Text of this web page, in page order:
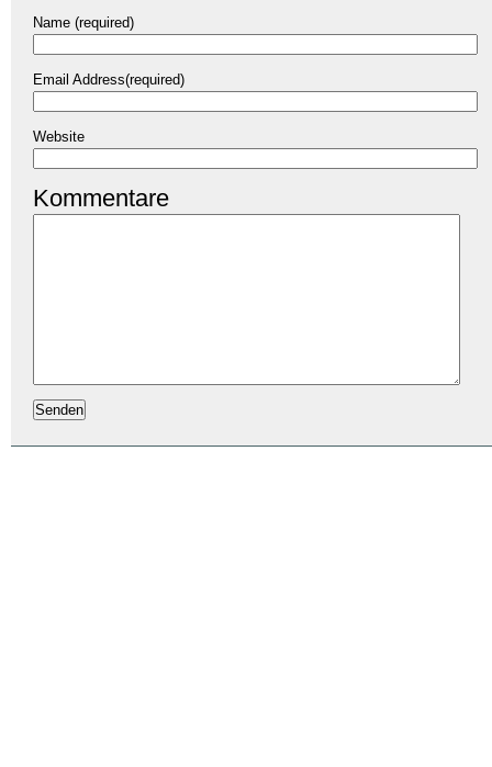
Name (required)
Email Address(required)
Website
Kommentare